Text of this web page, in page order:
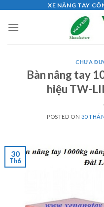
content
XE NÂNG TAY
CHƯA
Bàn nâng tay
hiệu TW-
POSTED ON 30
30
Th6